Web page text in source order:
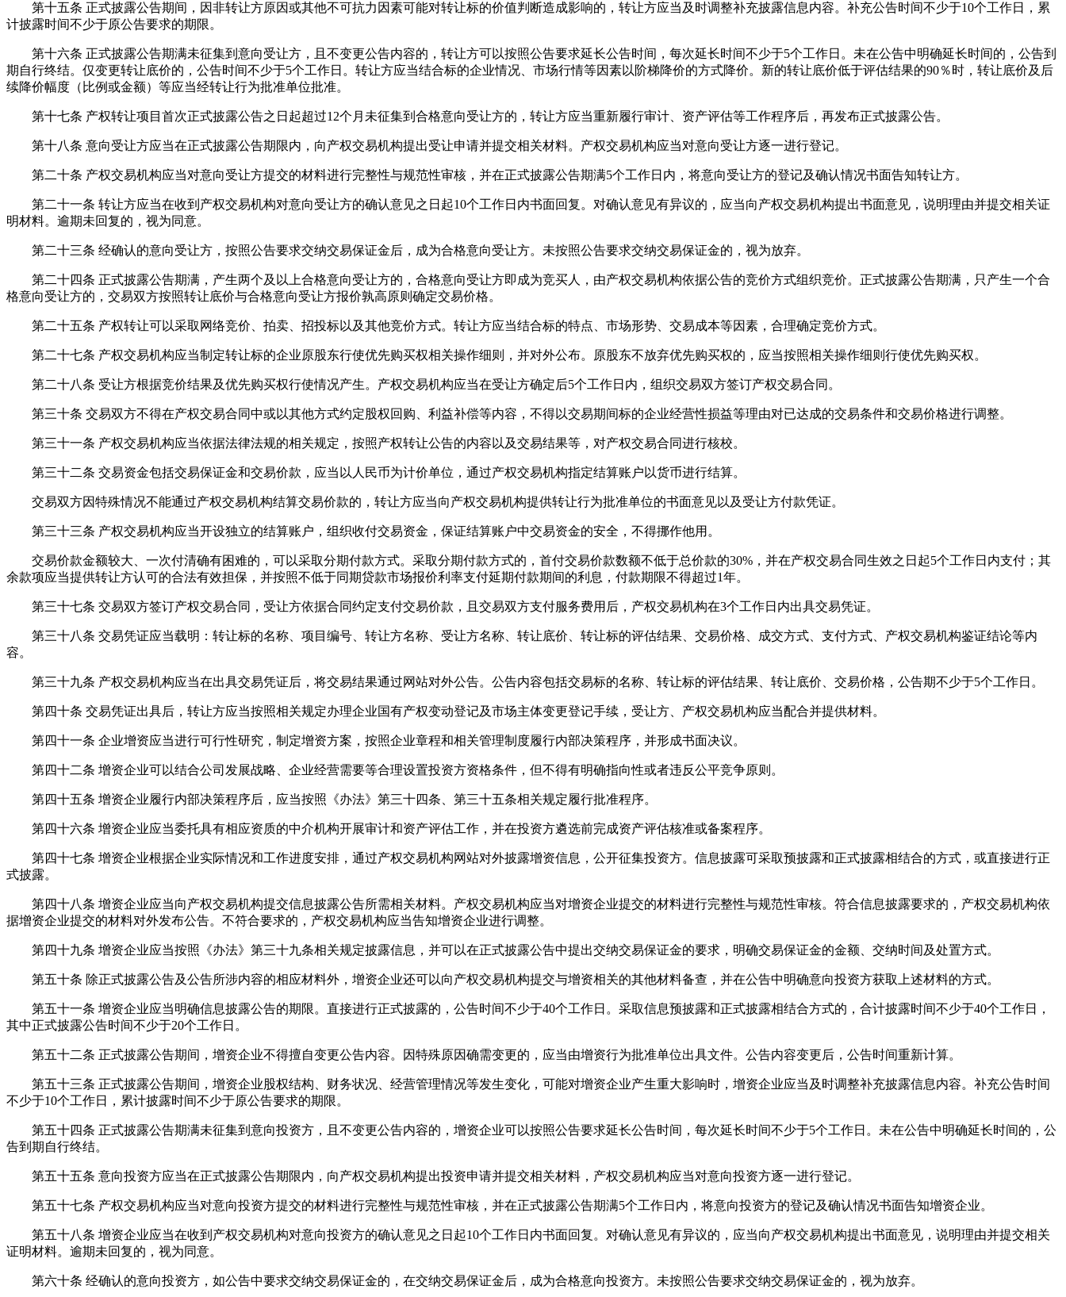
第十五条 正式披露公告期间，因非转让方原因或其他不可抗力因素可能对转让标的价值判断造成影响的，转让方应当及时调整补充披露信息内容。补充公告时间不少于10个工作日，累
计披露时间不少于原公告要求的期限。
第十六条 正式披露公告期满未征集到意向受让方，且不变更公告内容的，转让方可以按照公告要求延长公告时间，每次延长时间不少于5个工作日。未在公告中明确延长时间的，公告到
期自行终结。仅变更转让底价的，公告时间不少于5个工作日。转让方应当结合标的企业情况、市场行情等因素以阶梯降价的方式降价。新的转让底价低于评估结果的90％时，转让底价及后
续降价幅度（比例或金额）等应当经转让行为批准单位批准。
第十七条 产权转让项目首次正式披露公告之日起超过12个月未征集到合格意向受让方的，转让方应当重新履行审计、资产评估等工作程序后，再发布正式披露公告。
第十八条 意向受让方应当在正式披露公告期限内，向产权交易机构提出受让申请并提交相关材料。产权交易机构应当对意向受让方逐一进行登记。
第二十条 产权交易机构应当对意向受让方提交的材料进行完整性与规范性审核，并在正式披露公告期满5个工作日内，将意向受让方的登记及确认情况书面告知转让方。
第二十一条 转让方应当在收到产权交易机构对意向受让方的确认意见之日起10个工作日内书面回复。对确认意见有异议的，应当向产权交易机构提出书面意见，说明理由并提交相关证
明材料。逾期未回复的，视为同意。
第二十三条 经确认的意向受让方，按照公告要求交纳交易保证金后，成为合格意向受让方。未按照公告要求交纳交易保证金的，视为放弃。
第二十四条 正式披露公告期满，产生两个及以上合格意向受让方的，合格意向受让方即成为竞买人，由产权交易机构依据公告的竞价方式组织竞价。正式披露公告期满，只产生一个合
格意向受让方的，交易双方按照转让底价与合格意向受让方报价孰高原则确定交易价格。
第二十五条 产权转让可以采取网络竞价、拍卖、招投标以及其他竞价方式。转让方应当结合标的特点、市场形势、交易成本等因素，合理确定竞价方式。
第二十七条 产权交易机构应当制定转让标的企业原股东行使优先购买权相关操作细则，并对外公布。原股东不放弃优先购买权的，应当按照相关操作细则行使优先购买权。
第二十八条 受让方根据竞价结果及优先购买权行使情况产生。产权交易机构应当在受让方确定后5个工作日内，组织交易双方签订产权交易合同。
第三十条 交易双方不得在产权交易合同中或以其他方式约定股权回购、利益补偿等内容，不得以交易期间标的企业经营性损益等理由对已达成的交易条件和交易价格进行调整。
第三十一条 产权交易机构应当依据法律法规的相关规定，按照产权转让公告的内容以及交易结果等，对产权交易合同进行核校。
第三十二条 交易资金包括交易保证金和交易价款，应当以人民币为计价单位，通过产权交易机构指定结算账户以货币进行结算。
交易双方因特殊情况不能通过产权交易机构结算交易价款的，转让方应当向产权交易机构提供转让行为批准单位的书面意见以及受让方付款凭证。
第三十三条 产权交易机构应当开设独立的结算账户，组织收付交易资金，保证结算账户中交易资金的安全，不得挪作他用。
交易价款金额较大、一次付清确有困难的，可以采取分期付款方式。采取分期付款方式的，首付交易价款数额不低于总价款的30%，并在产权交易合同生效之日起5个工作日内支付；其
余款项应当提供转让方认可的合法有效担保，并按照不低于同期贷款市场报价利率支付延期付款期间的利息，付款期限不得超过1年。
第三十七条 交易双方签订产权交易合同，受让方依据合同约定支付交易价款，且交易双方支付服务费用后，产权交易机构在3个工作日内出具交易凭证。
第三十八条 交易凭证应当载明：转让标的名称、项目编号、转让方名称、受让方名称、转让底价、转让标的评估结果、交易价格、成交方式、支付方式、产权交易机构鉴证结论等内
容。
第三十九条 产权交易机构应当在出具交易凭证后，将交易结果通过网站对外公告。公告内容包括交易标的名称、转让标的评估结果、转让底价、交易价格，公告期不少于5个工作日。
第四十条 交易凭证出具后，转让方应当按照相关规定办理企业国有产权变动登记及市场主体变更登记手续，受让方、产权交易机构应当配合并提供材料。
第四十一条 企业增资应当进行可行性研究，制定增资方案，按照企业章程和相关管理制度履行内部决策程序，并形成书面决议。
第四十二条 增资企业可以结合公司发展战略、企业经营需要等合理设置投资方资格条件，但不得有明确指向性或者违反公平竞争原则。
第四十五条 增资企业履行内部决策程序后，应当按照《办法》第三十四条、第三十五条相关规定履行批准程序。
第四十六条 增资企业应当委托具有相应资质的中介机构开展审计和资产评估工作，并在投资方遴选前完成资产评估核准或备案程序。
第四十七条 增资企业根据企业实际情况和工作进度安排，通过产权交易机构网站对外披露增资信息，公开征集投资方。信息披露可采取预披露和正式披露相结合的方式，或直接进行正
式披露。
第四十八条 增资企业应当向产权交易机构提交信息披露公告所需相关材料。产权交易机构应当对增资企业提交的材料进行完整性与规范性审核。符合信息披露要求的，产权交易机构依
据增资企业提交的材料对外发布公告。不符合要求的，产权交易机构应当告知增资企业进行调整。
第四十九条 增资企业应当按照《办法》第三十九条相关规定披露信息，并可以在正式披露公告中提出交纳交易保证金的要求，明确交易保证金的金额、交纳时间及处置方式。
第五十条 除正式披露公告及公告所涉内容的相应材料外，增资企业还可以向产权交易机构提交与增资相关的其他材料备查，并在公告中明确意向投资方获取上述材料的方式。
第五十一条 增资企业应当明确信息披露公告的期限。直接进行正式披露的，公告时间不少于40个工作日。采取信息预披露和正式披露相结合方式的，合计披露时间不少于40个工作日，
其中正式披露公告时间不少于20个工作日。
第五十二条 正式披露公告期间，增资企业不得擅自变更公告内容。因特殊原因确需变更的，应当由增资行为批准单位出具文件。公告内容变更后，公告时间重新计算。
第五十三条 正式披露公告期间，增资企业股权结构、财务状况、经营管理情况等发生变化，可能对增资企业产生重大影响时，增资企业应当及时调整补充披露信息内容。补充公告时间
不少于10个工作日，累计披露时间不少于原公告要求的期限。
第五十四条 正式披露公告期满未征集到意向投资方，且不变更公告内容的，增资企业可以按照公告要求延长公告时间，每次延长时间不少于5个工作日。未在公告中明确延长时间的，公
告到期自行终结。
第五十五条 意向投资方应当在正式披露公告期限内，向产权交易机构提出投资申请并提交相关材料，产权交易机构应当对意向投资方逐一进行登记。
第五十七条 产权交易机构应当对意向投资方提交的材料进行完整性与规范性审核，并在正式披露公告期满5个工作日内，将意向投资方的登记及确认情况书面告知增资企业。
第五十八条 增资企业应当在收到产权交易机构对意向投资方的确认意见之日起10个工作日内书面回复。对确认意见有异议的，应当向产权交易机构提出书面意见，说明理由并提交相关
证明材料。逾期未回复的，视为同意。
第六十条 经确认的意向投资方，如公告中要求交纳交易保证金的，在交纳交易保证金后，成为合格意向投资方。未按照公告要求交纳交易保证金的，视为放弃。